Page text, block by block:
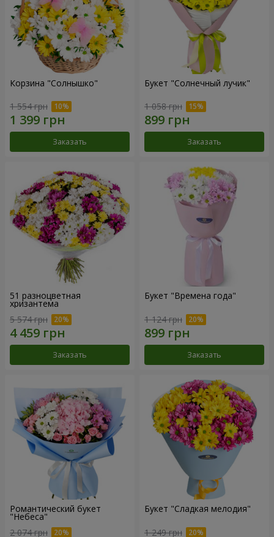
Корзина "Солнышко"
1 554 грн
Заказать
Букет "Солнечный лучик"
1 058 грн
Заказать
51 разноцветная
хризантема
5 574 грн
Заказать
Букет "Времена года"
1 124 грн
Заказать
Романтический букет
"Небеса"
2 074 грн
Букет "Сладкая мелодия"
1 249 грн